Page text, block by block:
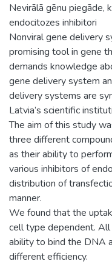
Nevirālā gēnu piegāde,
endocitozes inhibitori
Nonviral gene delivery
promising tool in gene
demands knowledge
gene delivery system
delivery systems are
Latvia’s scientific
The aim of this study
three different
as their ability to
various inhibitors of
distribution of
manner.
We found that the
cell type dependent.
ability to bind the DNA
different efficiency.